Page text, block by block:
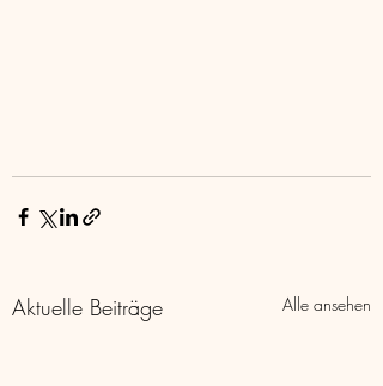
Aktuelle Beiträge Alle ansehen